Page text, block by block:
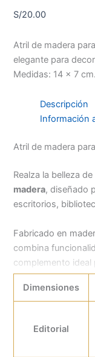
S/20.00
Atril de madera
elegante para
Medidas: 14 x 7
Descripción
Información
Atril de madera
Realza la belleza
madera, diseñado
escritorios,
Fabricado en
combina
complemento ideal
lectura y quienes
libros en miniatura.
Es perfecto para
acompañar un
Dimensiones
Editorial